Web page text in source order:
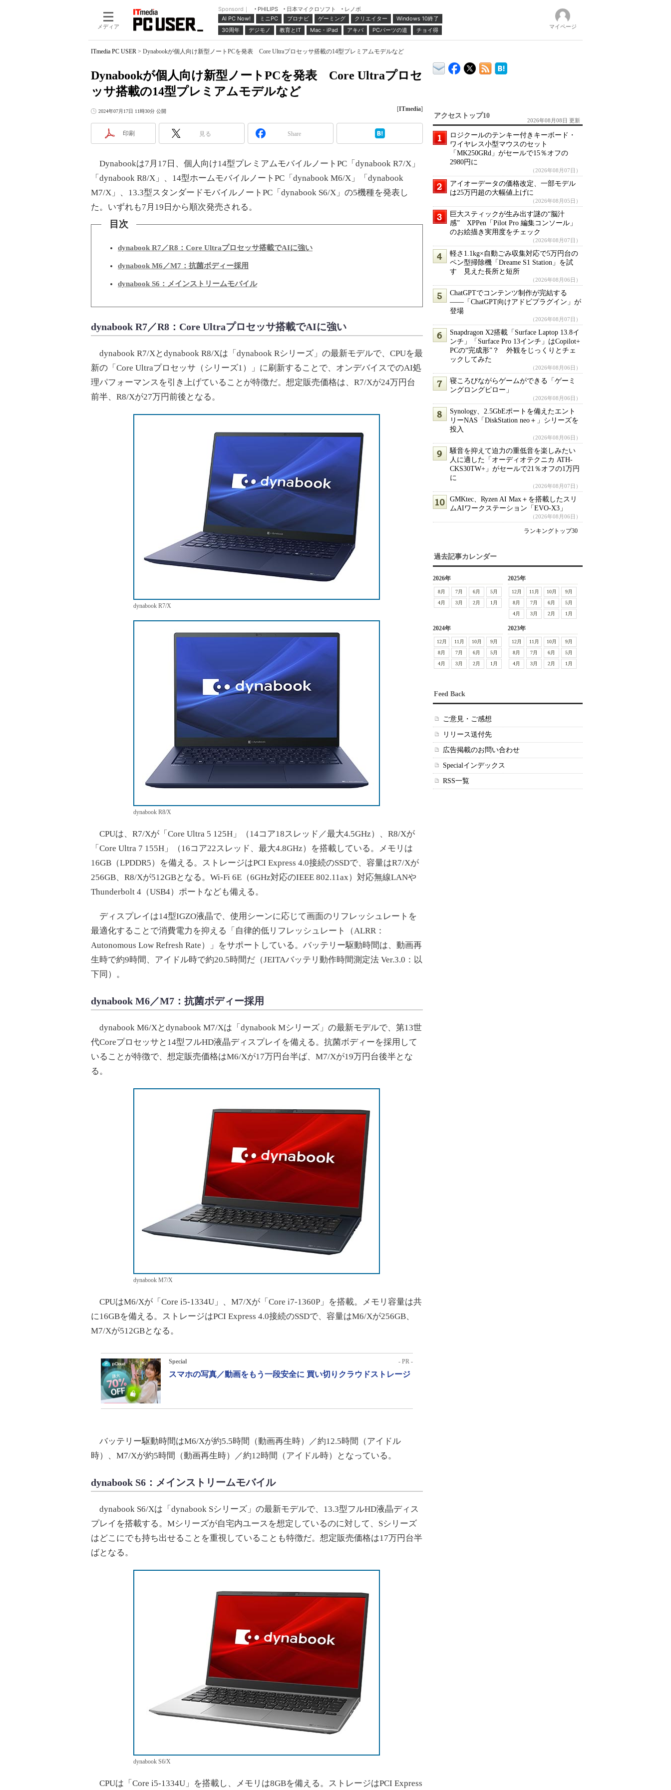
メディア
Sponsord｜ PHILIPS 日本マイクロソフト
レノボ
AI PC Now!
ミニPC プロナビ ゲーミング クリエイター
Windows 10終了
30周年
デジモノ 教育とIT Mac・iPad アキバ PCパーツの道 チョイ得 マイページ
ITmedia PC USER > Dynabookが個人向け新型ノートPCを発表 Core Ultraプロセッサ搭載の14型プレミアムモデルなど
Dynabookが個人向け新型ノートPCを発表 Core Ultraプロセ
ッサ搭載の14型プレミアムモデルなど
2024年07月17日 11時30分 公開 [ITmedia]
印刷 見る Share
Dynabookは7月17日、個人向け14型プレミアムモバイルノートPC「dynabook R7/X」
「dynabook R8/X」、14型ホームモバイルノートPC「dynabook M6/X」「dynabook
M7/X」、13.3型スタンダードモバイルノートPC「dynabook S6/X」の5機種を発表し
た。いずれも7月19日から順次発売される。
目次
dynabook R7／R8：Core Ultraプロセッサ搭載でAIに強い
dynabook M6／M7：抗菌ボディー採用
dynabook S6：メインストリームモバイル
dynabook R7／R8：Core Ultraプロセッサ搭載でAIに強い
dynabook R7/Xとdynabook R8/Xは「dynabook Rシリーズ」の最新モデルで、CPUを最
新の「Core Ultraプロセッサ（シリーズ1）」に刷新することで、オンデバイスでのAI処
理パフォーマンスを引き上げていることが特徴だ。想定販売価格は、R7/Xが24万円台
前半、R8/Xが27万円前後となる。
dynabook R7/X
dynabook R8/X
CPUは、R7/Xが「Core Ultra 5 125H」（14コア18スレッド／最大4.5GHz）、R8/Xが
「Core Ultra 7 155H」（16コア22スレッド、最大4.8GHz）を搭載している。メモリは
16GB（LPDDR5）を備える。ストレージはPCI Express 4.0接続のSSDで、容量はR7/Xが
256GB、R8/Xが512GBとなる。Wi-Fi 6E（6GHz対応のIEEE 802.11ax）対応無線LANや
Thunderbolt 4（USB4）ポートなども備える。
ディスプレイは14型IGZO液晶で、使用シーンに応じて画面のリフレッシュレートを
最適化することで消費電力を抑える「自律的低リフレッシュレート（ALRR：
Autonomous Low Refresh Rate）」をサポートしている。バッテリー駆動時間は、動画再
生時で約9時間、アイドル時で約20.5時間だ（JEITAバッテリ動作時間測定法 Ver.3.0：以
下同）。
dynabook M6／M7：抗菌ボディー採用
dynabook M6/Xとdynabook M7/Xは「dynabook Mシリーズ」の最新モデルで、第13世
代Coreプロセッサと14型フルHD液晶ディスプレイを備える。抗菌ボディーを採用して
いることが特徴で、想定販売価格はM6/Xが17万円台半ば、M7/Xが19万円台後半とな
る。
dynabook M7/X
CPUはM6/Xが「Core i5-1334U」、M7/Xが「Core i7-1360P」を搭載。メモリ容量は共
に16GBを備える。ストレージはPCI Express 4.0接続のSSDで、容量はM6/Xが256GB、
M7/Xが512GBとなる。
Special - PR -
スマホの写真／動画をもう一段安全に 買い切りクラウドストレージ
バッテリー駆動時間はM6/Xが約5.5時間（動画再生時）／約12.5時間（アイドル
時）、M7/Xが約5時間（動画再生時）／約12時間（アイドル時）となっている。
dynabook S6：メインストリームモバイル
dynabook S6/Xは「dynabook Sシリーズ」の最新モデルで、13.3型フルHD液晶ディス
プレイを搭載する。Mシリーズが自宅内ユースを想定しているのに対して、Sシリーズ
はどこにでも持ち出せることを重視していることも特徴だ。想定販売価格は17万円台半
ばとなる。
dynabook S6/X
CPUは「Core i5-1334U」を搭載し、メモリは8GBを備える。ストレージはPCI Express
アクセストップ10
2026年08月08日 更新
ロジクールのテンキー付きキーボード・
ワイヤレス小型マウスのセット
「MK250GRd」がセールで15％オフの
2980円に
（2026年08月07日）
アイオーデータの価格改定、一部モデル
は25万円超の大幅値上げに
（2026年08月05日）
巨大スティックが生み出す謎の“脳汁
感” XPPen「Pilot Pro 編集コンソール」
のお絵描き実用度をチェック
（2026年08月07日）
軽さ1.1kg×自動ごみ収集対応で5万円台の
ペン型掃除機「Dreame S1 Station」を試
す 見えた長所と短所
（2026年08月06日）
ChatGPTでコンテンツ制作が完結する
――「ChatGPT向けアドビプラグイン」が
登場
（2026年08月07日）
Snapdragon X2搭載「Surface Laptop 13.8イ
ンチ」「Surface Pro 13インチ」はCopilot+
PCの“完成形”？ 外観をじっくりとチェ
ックしてみた
（2026年08月06日）
寝ころびながらゲームができる「ゲーミ
ングロングピロー」
（2026年08月06日）
Synology、2.5GbEポートを備えたエント
リーNAS「DiskStation neo＋」シリーズを
投入
（2026年08月06日）
騒音を抑えて迫力の重低音を楽しみたい
人に適した「オーディオテクニカ ATH-
CKS30TW+」がセールで21％オフの1万円
に
（2026年08月07日）
GMKtec、Ryzen AI Max＋を搭載したスリ
ムAIワークステーション「EVO-X3」
（2026年08月06日）
ランキングトップ30
過去記事カレンダー
2026年
8月 7月 6月
5月
4月
3月 2月 1月
2025年
12月 11月 10月
9月
8月
7月 6月
5月
4月
3月 2月 1月
2024年
12月 11月 10月
9月
8月
7月 6月
5月
4月
3月 2月 1月
2023年
12月 11月 10月
9月
8月
7月 6月
5月
4月
3月 2月 1月
Feed Back
ご意見・ご感想
リリース送付先
広告掲載のお問い合わせ
Specialインデックス
RSS一覧